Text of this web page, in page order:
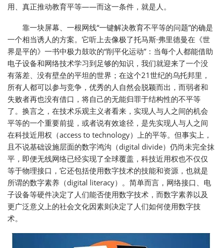
用、真正推动教育平等——而这一条件，就是人。
靠一块屏幕、一根网线“一键解决教育不平等的问题”的确是
一个相当诱人的方案。它听上去像极了托马斯·弗里德曼在《世
界是平的》一书中极力鼓吹的“削平化运动”：当每个人都能借助
电子设备和网络技术学习到足够的知识，我们就迎来了一个没
有落差、没有壁垒的平坦的世界；在这个21世纪的乌托邦里，
所有人都可以参与竞争，优秀的人自然会脱颖而出，而弱者和
失败者再也没有借口，将自己的无能归罪于结构性的不平等
了。换言之，在技术乐观主义者看来，实现人与人之间的机会
平等的一个重要前提，或者说有效途径，是先实现人与人之间
在科技近用权（access to technology）上的平等。但事实上，
且不说基础设施层面的数字鸿沟（digital divide）仍尚未完全抹
平，即便无线网络已经实现了全球覆盖，科技近用权也不仅仅
等于物理接口，它还包括使用数字技术的技能和资源，也就是
所谓的数字素养（digital literacy）。简单而言，网络接口、电
子设备等硬件决定了人们能否使用数字技术，而数字素养以及
更广泛意义上的社会文化因素则决定了人们如何使用数字技
术。